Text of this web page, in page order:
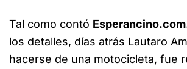
Tal como contó
los detalles, días atrás Lautaro
hacerse de una motocicleta, fue